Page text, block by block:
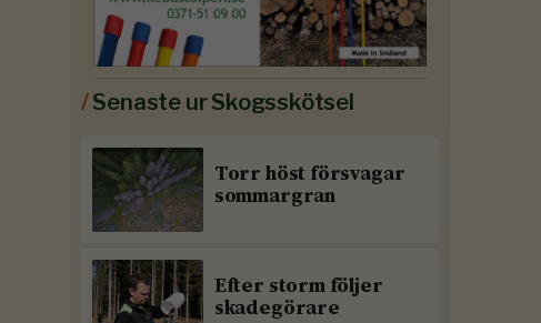
/Senaste ur Skogsskötsel
Torr höst försvagar
sommargran
Efter storm följer
skadegörare